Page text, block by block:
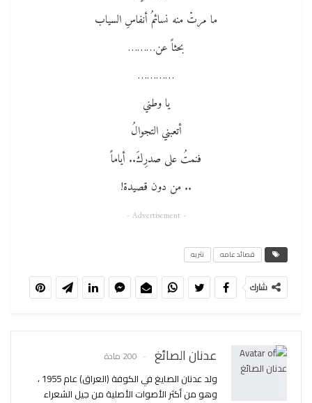
ما مرتْ منه نسائمُ أنفاسِ السياب
بحثاً عن………
…………
يا وطني
أتعبني التجوالُ
فنمتُ على صدرِكَ.. أياماً
.. من دون قصيدة!
- Advertisement -
قصائد عامه نثريه
شارك
عدنان الصائغ 200 مادة
ولد عدنان الصايغ في الكوفة (العراق) عام 1955 ،
وهو من أكثر الأصوات الأصلية من جيل الشعراء